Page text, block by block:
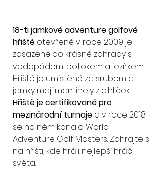
18-ti jamkové adventure golfové
hřiště otevřené v roce 2009 je
zasazené do krásné zahrady s
vodopádem, potokem a jezírkem.
Hřiště je umístěné za srubem a
jamky mají mantinely z cihliček.
Hřiště je certifikované pro
mezinárodní turnaje a v roce 2018
se na něm konalo World
Adventure Golf Masters. Zahrajte si
na hřišti, kde hráli nejlepší hráči
světa.